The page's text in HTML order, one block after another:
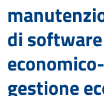
di
gestione